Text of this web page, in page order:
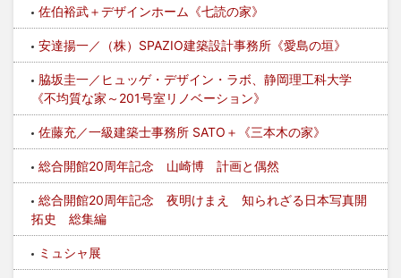
佐伯裕武＋デザインホーム《七読の家》
安達揚一／（株）SPAZIO建築設計事務所《愛島の垣》
脇坂圭一／ヒュッゲ・デザイン・ラボ、静岡理工科大学
《不均質な家～201号室リノベーション》
佐藤充／一級建築士事務所 SATO＋《三本木の家》
総合開館20周年記念 山崎博 計画と偶然
総合開館20周年記念 夜明けまえ 知られざる日本写真開
拓史 総集編
ミュシャ展